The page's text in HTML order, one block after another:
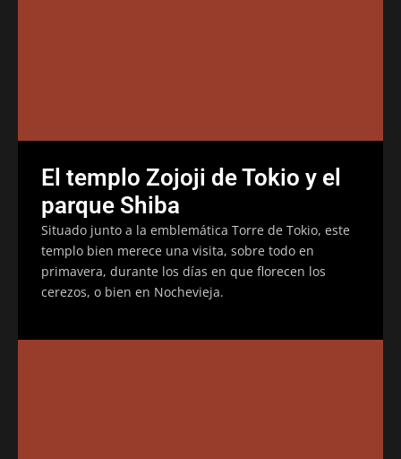
El templo Zojoji de Tokio y el
parque Shiba
Situado junto a la emblemática Torre de Tokio, este
templo bien merece una visita, sobre todo en
primavera, durante los días en que florecen los
cerezos, o bien en Nochevieja.